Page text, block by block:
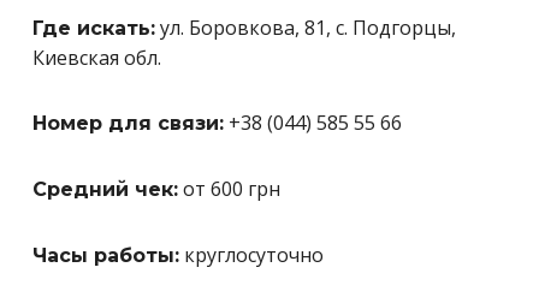
Где искать: ул. Боровкова, 81, с. Подгорцы,
Киевская обл.
Номер для связи: +38 (044) 585 55 66
Средний чек: от 600 грн
Часы работы: круглосуточно